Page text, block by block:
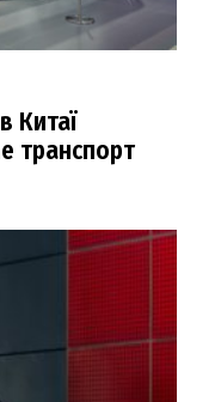
Китаї
транспорт